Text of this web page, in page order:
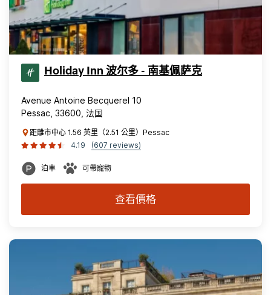
Holiday Inn 波尔多 - 南基佩萨克
Avenue Antoine Becquerel 10
Pessac, 33600, 法国
距離市中心 1.56 英里（2.51 公里）Pessac
4.19
(607 reviews)
泊車 可帶寵物
查看價格